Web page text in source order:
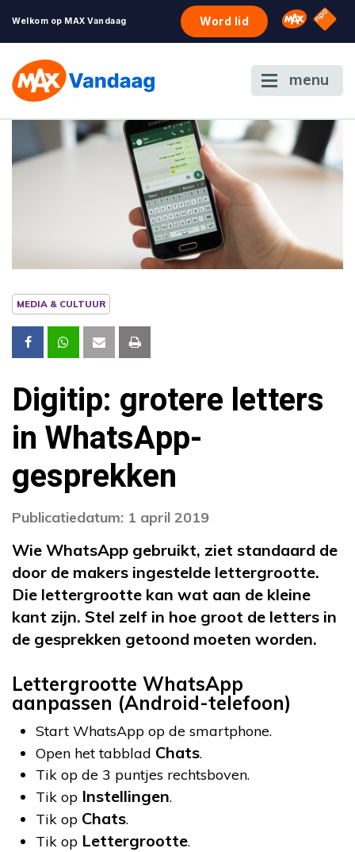
Welkom op MAX Vandaag Word lid Omroep
NPO
menu
MEDIA & CULTUUR
Digitip: grotere letters
in WhatsApp-
gesprekken
Publicatiedatum: 1 april 2019
Wie WhatsApp gebruikt, ziet standaard de
door de makers ingestelde lettergrootte.
Die lettergrootte kan wat aan de kleine
kant zijn. Stel zelf in hoe groot de letters in
de gesprekken getoond moeten worden.
Lettergrootte WhatsApp
aanpassen (Android-telefoon)
Start WhatsApp op de smartphone.
Open het tabblad Chats.
Tik op de 3 puntjes rechtsboven.
Tik op Instellingen.
Tik op Chats.
Tik op Lettergrootte.